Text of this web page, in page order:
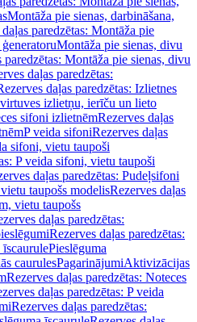
Montāža pie sienas, darbināšana,
paredzētas: Montāža pie
Montāža pie sienas, divu
paredzētas: Montāža pie sienas, divu
daļas paredzētas:
daļas paredzētas: Izlietnes
izlietņu, ierīču un lieto
sifoni izlietnēmRezerves daļas
P veida sifoniRezerves daļas
sifoni, vietu taupoši
P veida sifoni, vietu taupoši
daļas paredzētas: Pudeļsifoni
taupošs modelisRezerves daļas
vietu taupošs
daļas paredzētas:
Rezerves daļas paredzētas:
īscaurulePieslēguma
caurulesPagarinājumiAktivizācijas
Rezerves daļas paredzētas: Noteces
daļas paredzētas: P veida
Rezerves daļas paredzētas: